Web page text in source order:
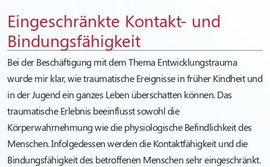
Eingeschränkte Kontakt- und
Bindungsfähigkeit
Bei der Beschäftigung mit dem Thema Entwicklungstrauma
wurde mir klar, wie traumatische Ereignisse in früher Kindheit und
in der Jugend ein ganzes Leben überschatten können. Das
traumatische Erlebnis beeinflusst sowohl die
Körperwahrnehmung wie die physiologische Befindlichkeit des
Menschen. Infolgedessen werden die Kontaktfähigkeit und die
Bindungsfähigkeit des betroffenen Menschen sehr eingeschränkt.